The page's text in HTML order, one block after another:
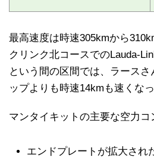
最高速度は時速305kmから
クリンク北コースでのLauda-
という間の区間では、ラース
ップよりも時速14kmも速くな
マンタイキットの主要な空力コ
エンドプレートが拡大され